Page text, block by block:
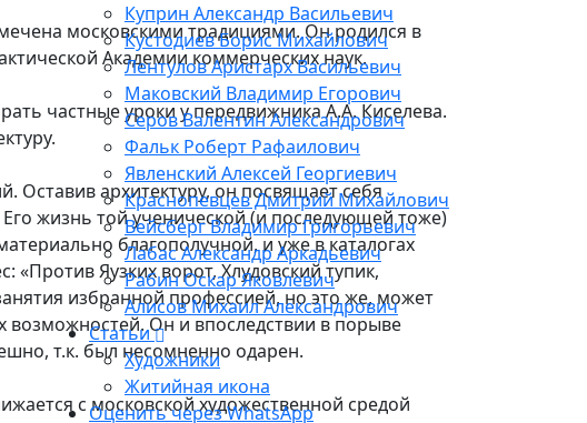
Куприн Александр Васильевич
Кустодиев Борис Михайлович
Лентулов Аристарх Васильевич
Маковский Владимир Егорович
Серов Валентин Александрович
Фальк Роберт Рафаилович
Явленский Алексей Георгиевич
Краснопевцев Дмитрий Михайлович
Вейсберг Владимир Григорьевич
Лабас Александр Аркадьевич
Рабин Оскар Яковлевич
Алисов Михаил Александрович
Статьи
Художники
Житийная икона
Оценить через WhatsApp
московскими традициями. Он родился в
Академии коммерческих наук.
частные уроки у передвижника А.А. Киселева.
архитектуру, он посвящает себя
жизнь той ученической (и последующей тоже)
благополучной, и уже в каталогах
«Против Яузких ворот, Хлудовский тупик,
избранной профессией, но это же, может
возможностей. Он и впоследствии в порыве
т.к. был несомненно одарен.
с московской художественной средой